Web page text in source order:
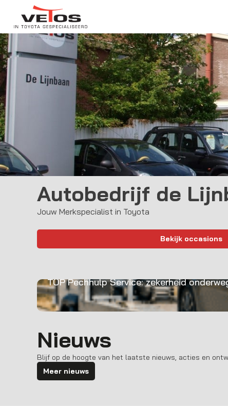
Autobedrijf de
Jouw Merkspecialist in Toyota
Bekijk occasions
TOP Pechhulp Service: zekerheid
Nieuws
Blijf op de hoogte van het laatste nieuws, acties en
Meer nieuws